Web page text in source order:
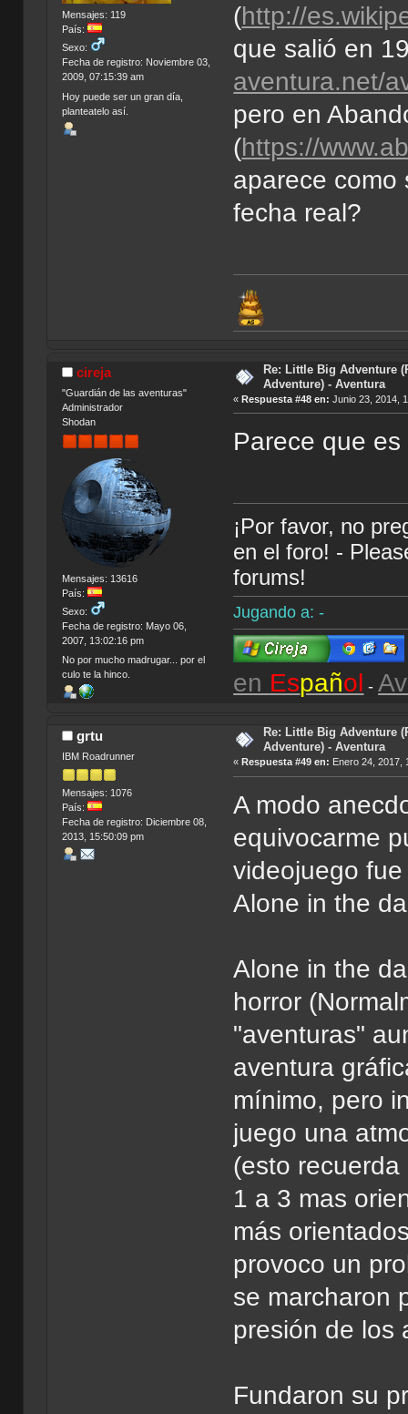
Mensajes: 119
País:
Sexo:
Fecha de registro: Noviembre 03,
2009, 07:15:39 am
Hoy puede ser un gran día,
planteatelo así.
(http://
que salió en
aventura.net/
pero en
(https://
aparece como
fecha real?
cireja
"Guardián de las aventuras"
Administrador
Shodan
Mensajes: 13616
País:
Sexo:
Fecha de registro: Mayo 06,
2007, 13:02:16 pm
No por mucho madrugar... por el
culo te la hinco.
Re: Little Big Adventure
Adventure) - Aventura
«Respuesta #48 en: Junio 23, 2014,
Parece que
¡Por favor, no
en el foro! -
forums!
Jugando a: -
en Español -
grtu
IBM Roadrunner
Mensajes: 1076
País:
Fecha de registro: Diciembre 08,
2013, 15:50:09 pm
Re: Little Big Adventure
Adventure) - Aventura
« Respuesta #49 en: Enero 24, 2017,
A modo
equivocarme
videojuego
Alone in the
Alone in the
horror
"aventuras"
aventura
mínimo, pero
juego una
(esto
1 a 3 mas
más
provoco un
se marcharon
presión de los
Fundaron su